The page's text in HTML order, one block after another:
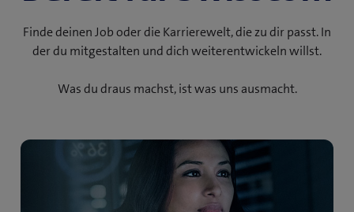
Finde deinen Job oder die Karrierewelt, die zu dir passt. In
der du mitgestalten und dich weiterentwickeln willst.
Was du draus machst, ist was uns ausmacht.